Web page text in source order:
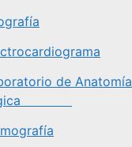
de Anatomía